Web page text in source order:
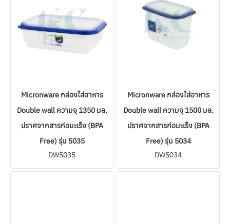
Micronware กล่องใส่อาหาร
Double wall ความจุ 1350 มล.
ปราศจากสารก่อมะเร็ง (BPA
Free) รุ่น 5035
DW5035
Micronware กล่องใส่อาหาร
Double wall ความจุ 1500 มล.
ปราศจากสารก่อมะเร็ง (BPA
Free) รุ่น 5034
DW5034